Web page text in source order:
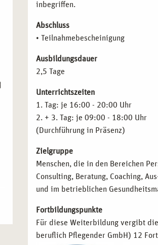
inbegriffen.
Abschluss
• Teilnahmebescheinigung
Ausbildungsdauer
2,5 Tage
Unterrichtszeiten
1. Tag: je 16:00 - 20:00 Uhr
2. + 3. Tag: je 09:00 - 18:00 Uhr
(Durchführung in Präsenz)
Zielgruppe
Menschen, die in den Bereichen
Consulting, Beratung, Coaching,
und im betrieblichen
Fortbildungspunkte
Für diese Weiterbildung vergibt
beruflich Pflegender GmbH) 12